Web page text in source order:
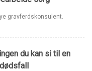
gravferdskonsulent.
du kan si til en